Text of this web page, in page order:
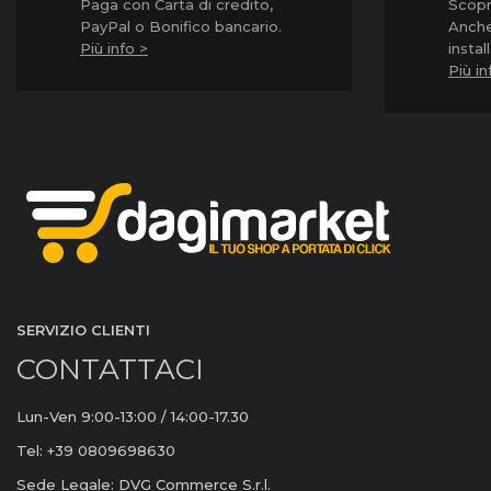
Paga con Carta di credito,
PayPal o Bonifico bancario.
Più info >
Più
SERVIZIO CLIENTI
CONTATTACI
Lun-Ven 9:00-13:00 / 14:00-17.30
Tel: +39 0809698630
Sede Legale: DVG Commerce S.r.l.